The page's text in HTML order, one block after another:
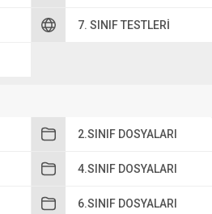
7. SINIF TESTLERI
2.SINIF DOSYALARI
4.SINIF DOSYALARI
6.SINIF DOSYALARI